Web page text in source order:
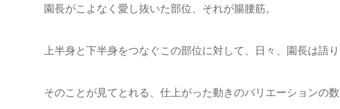
園長がこよなく愛し抜いた部位、それが腸腰筋。
上半身と下半身をつなぐこの部位に対して、日々、園長は語り
そのことが見てとれる、仕上がった動きのバリエーションの